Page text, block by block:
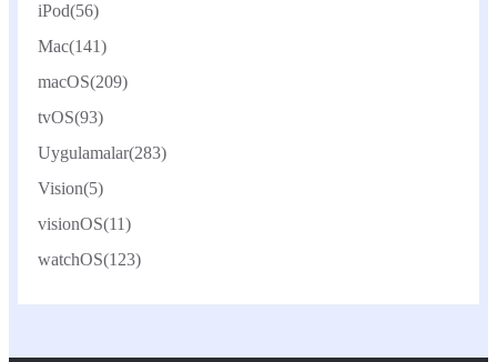
iPod(56)
Mac(141)
macOS(209)
tvOS(93)
Uygulamalar(283)
Vision(5)
visionOS(11)
watchOS(123)